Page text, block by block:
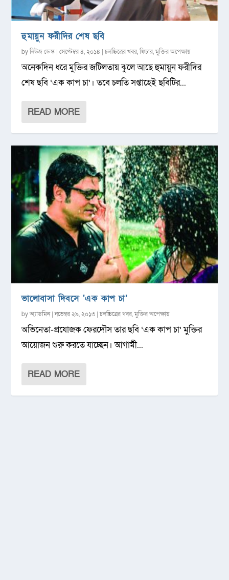
হুমায়ুন ফরীদির শেষ ছবি
byনিউজ ডেস্ক |সেপ্টেম্বর ৪, ২০১৪ |চলচ্চিত্রের খবর,ফিচার,মুক্তির অপেক্ষায়
অনেকদিন ধরে মুক্তির জটিলতায় ঝুলে আছে হুমায়ুন ফরীদির
শেষ ছবি ‘এক কাপ চা’। তবে চলতি সপ্তাহেই ছবিটির...
READ MORE
ভালোবাসা দিবসে ‘এক কাপ চা’
byঅ্যাডমিন|নভেম্বর ২৯, ২০১৩ |চলচ্চিত্রের খবর,মুক্তির অপেক্ষায়
অভিনেতা-প্রযোজক ফেরদৌস তার ছবি ‘এক কাপ চা’ মুক্তির
আয়োজন শুরু করতে যাচ্ছেন। আগামী...
READ MORE